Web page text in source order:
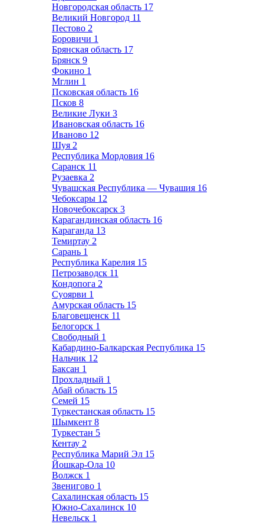
Новгородская область 17
Великий Новгород 11
Пестово 2
Боровичи 1
Брянская область 17
Брянск 9
Фокино 1
Мглин 1
Псковская область 16
Псков 8
Великие Луки 3
Ивановская область 16
Иваново 12
Шуя 2
Республика Мордовия 16
Саранск 11
Рузаевка 2
Чувашская Республика — Чувашия 16
Чебоксары 12
Новочебоксарск 3
Карагандинская область 16
Караганда 13
Темиртау 2
Сарань 1
Республика Карелия 15
Петрозаводск 11
Кондопога 2
Суоярви 1
Амурская область 15
Благовещенск 11
Белогорск 1
Свободный 1
Кабардино-Балкарская Республика 15
Нальчик 12
Баксан 1
Прохладный 1
Абай область 15
Семей 15
Туркестанская область 15
Шымкент 8
Туркестан 5
Кентау 2
Республика Марий Эл 15
Йошкар-Ола 10
Волжск 1
Звенигово 1
Сахалинская область 15
Южно-Сахалинск 10
Невельск 1